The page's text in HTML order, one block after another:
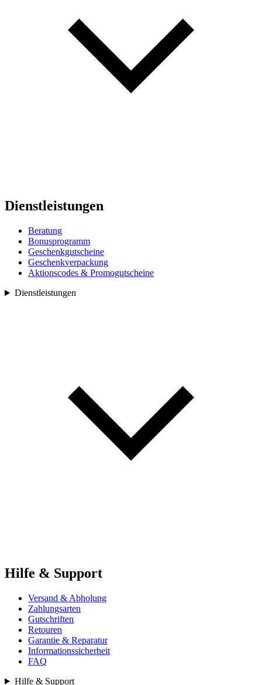
Dienstleistungen
Beratung
Bonusprogramm
Geschenkgutscheine
Geschenkverpackung
Aktionscodes & Promogutscheine
Dienstleistungen
Hilfe & Support
Versand & Abholung
Zahlungsarten
Gutschriften
Retouren
Garantie & Reparatur
Informationssicherheit
FAQ
Hilfe & Support